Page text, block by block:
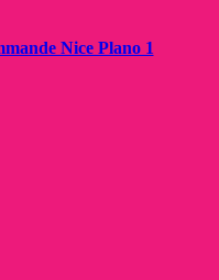
Nice Plano 1